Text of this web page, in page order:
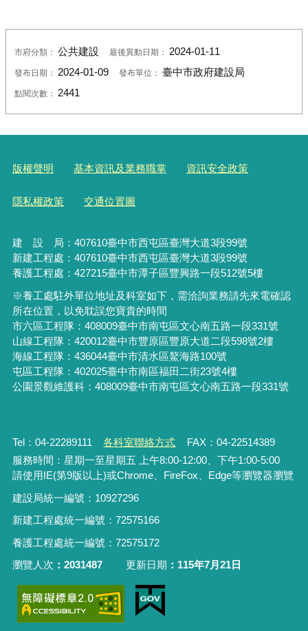
市府分類： 公共建設 最後異動日期： 2024-01-11
發布日期： 2024-01-09 發布單位： 臺中市政府建設局
點閱次數： 2441
版權聲明 基本資訊及業務職掌 資訊安全政策
隱私權政策 交通位置圖
建 設 局： 407610臺中市西屯區臺灣大道3段99號
新建工程處：407610臺中市西屯區臺灣大道3段99號
養護工程處：427215臺中市潭子區豐興路一段512號5樓
※養工處駐外單位地址及科室如下，需洽詢業務請先來電確認
所在位置，以免耽誤您寶貴的時間
市六區工程隊：408009臺中市南屯區文心南五路一段331號
山線工程隊：420012臺中市豐原區豐原大道二段598號2樓
海線工程隊：436044臺中市清水區鰲海路100號
屯區工程隊：402025臺中市南區福田二街23號4樓
公園景觀維護科：408009臺中市南屯區文心南五路一段331號
Tel：04-22289111 各科室聯絡方式
FAX：04-22514389
服務時間：星期一至星期五 上午8:00-12:00、下午1:00-5:00
請使用IE(第9版以上)或Chrome、FireFox、Edge等瀏覽器瀏覽
建設局統一編號：10927296
新建工程處統一編號： 72575166
養護工程處統一編號 ： 72575172
瀏覽人次
2031487 更新日期 115年7月21日